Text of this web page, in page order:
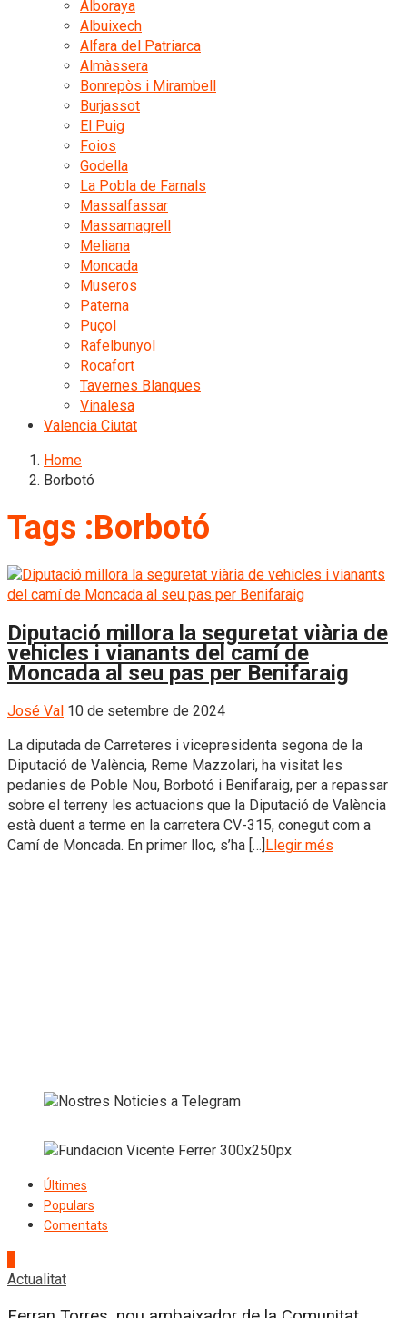
Alboraya
Albuixech
Alfara del Patriarca
Almàssera
Bonrepòs i Mirambell
Burjassot
El Puig
Foios
Godella
La Pobla de Farnals
Massalfassar
Massamagrell
Meliana
Moncada
Museros
Paterna
Puçol
Rafelbunyol
Rocafort
Tavernes Blanques
Vinalesa
Valencia Ciutat
Home
Borbotó
Tags :Borbotó
Diputació millora la seguretat viària de
vehicles i vianants del camí de
Moncada al seu pas per Benifaraig
José Val 10 de setembre de 2024
La diputada de Carreteres i vicepresidenta segona de la
Diputació de València, Reme Mazzolari, ha visitat les
pedanies de Poble Nou, Borbotó i Benifaraig, per a repassar
sobre el terreny les actuacions que la Diputació de València
està duent a terme en la carretera CV-315, conegut com a
Camí de Moncada. En primer lloc, s’ha […]Llegir més
Últimes
Populars
Comentats
Actualitat